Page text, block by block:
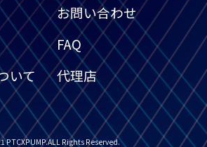
す。燃料電池スタックは複数
ユニットで構成され、各ユニ
極、陰極、および電解質が含
す。
電：燃料電池スタックでは、
で触媒分解され、プロトン
ン）と電子になります。電子
を通って陰極に流れ、酸素と
を生成します。この過程で生
いて
お問い合わせ
FAQ
代理店
PTCXPUMP.ALL Rights Reserved.